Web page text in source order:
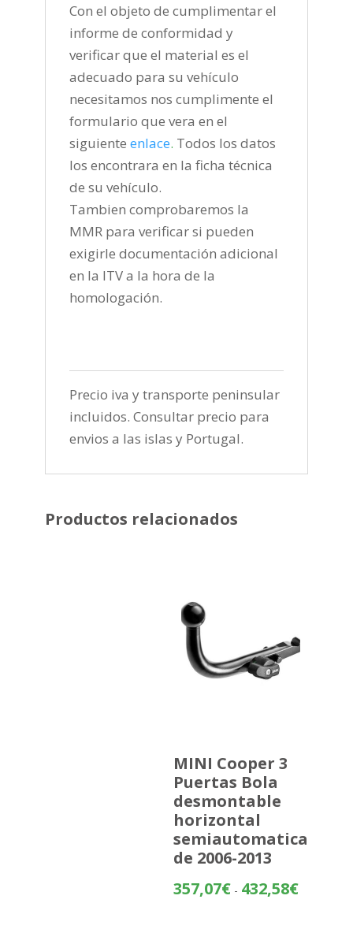
Con el objeto de cumplimentar el
informe de conformidad y
verificar que el material es el
adecuado para su vehículo
necesitamos nos cumplimente el
formulario que vera en el
siguiente enlace. Todos los datos
los encontrara en la ficha técnica
de su vehículo.
Tambien comprobaremos la
MMR para verificar si pueden
exigirle documentación adicional
en la ITV a la hora de la
homologación.
Precio iva y transporte peninsular
incluidos. Consultar precio para
envios a las islas y Portugal.
Productos relacionados
MINI Cooper 3
Puertas Bola
desmontable
horizontal
semiautomatica
de 2006-2013
357,07€ - 432,58€Rango